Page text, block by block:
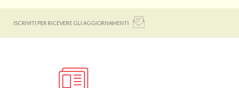
ISCRIVITI PER RICEVERE GLI AGGIORNAMENTI